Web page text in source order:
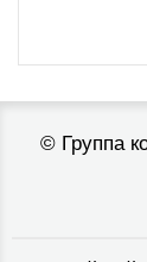
© Группа